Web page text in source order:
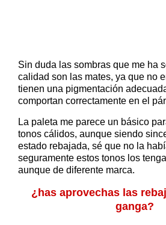
Sin duda las sombras que me ha
calidad son las mates, ya que no
tienen una pigmentación
comportan correctamente en el
La paleta me parece un básico
tonos cálidos, aunque siendo
estado rebajada, sé que no la
seguramente estos tonos los
aunque de diferente marca.
¿has aprovechas las
ganga?